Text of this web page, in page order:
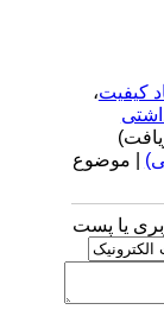
کیفیت،
| موضوع
یا پست